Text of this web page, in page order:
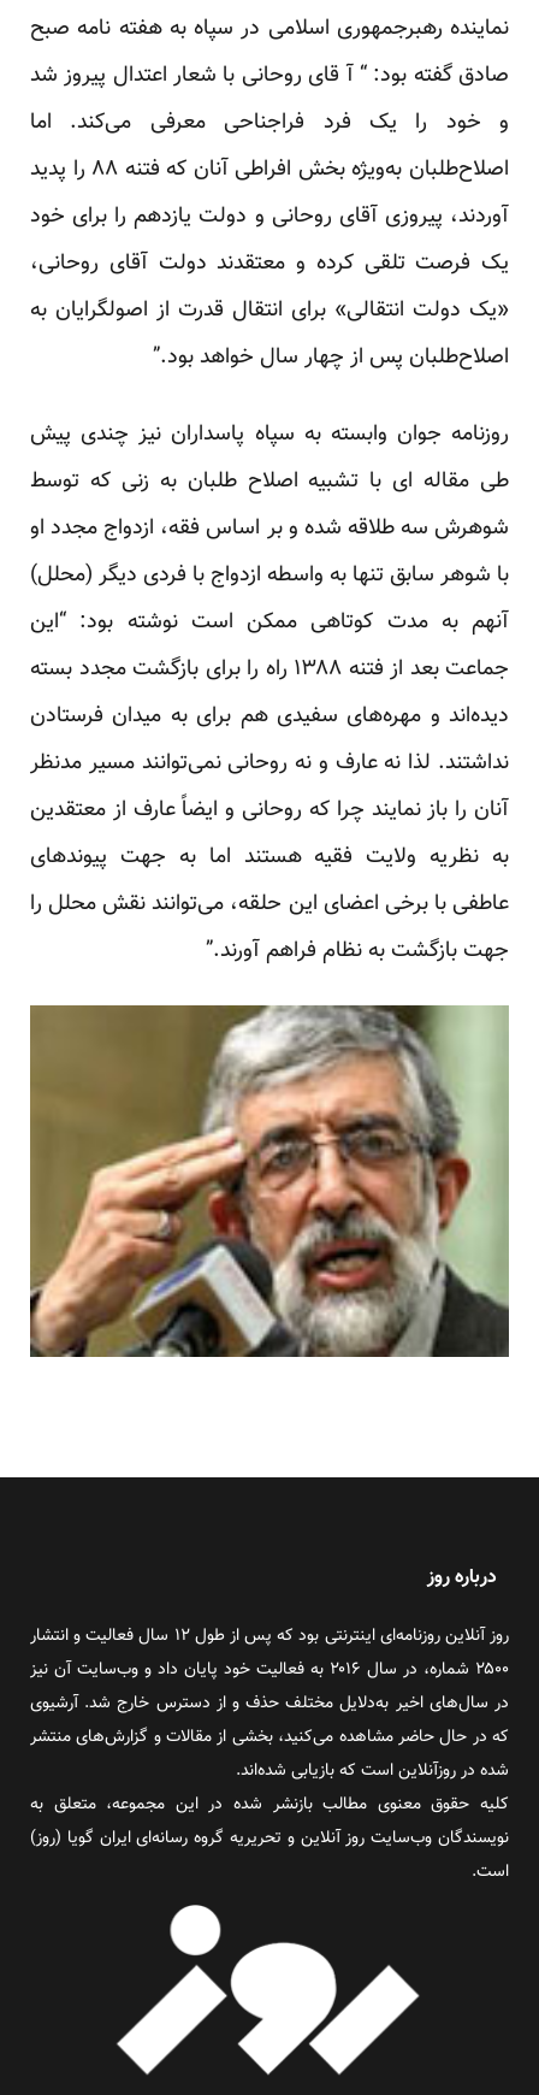
نماینده رهبرجمهوری اسلامی در سپاه به هفته نامه صبح
صادق گفته بود: “ آ قای روحانی با شعار اعتدال پیروز شد
و خود را یک فرد فراجناحی معرفی می‌کند. اما
اصلاح‌طلبان به‌ویژه بخش افراطی آنان که فتنه ۸۸ را پدید
آوردند، پیروزی آقای روحانی و دولت یازدهم را برای خود
یک فرصت تلقی کرده و معتقدند دولت آقای روحانی،
«یک دولت انتقالی» برای انتقال قدرت از اصولگرایان به
اصلاح‌طلبان پس از چهار سال خواهد بود.”
روزنامه جوان وابسته به سپاه پاسداران نیز چندی پیش
طی مقاله ای با تشبیه اصلاح طلبان به زنی که توسط
شوهرش سه طلاقه شده و بر اساس فقه، ازدواج مجدد او
با شوهر سابق تنها به واسطه ازدواج با فردی دیگر (محلل)
آنهم به مدت کوتاهی ممکن است نوشته بود: “این
جماعت بعد از فتنه ۱۳۸۸ راه را برای بازگشت مجدد بسته
دیده‌اند و مهره‌‌های سفیدی هم برای به میدان فرستادن
نداشتند. لذا نه عارف و نه روحانی نمی‌توانند مسیر مدنظر
آنان را باز نمایند چرا که روحانی و ایضاً عارف از معتقدین
به نظریه ولایت فقیه هستند اما به جهت پیوندهای
عاطفی با برخی اعضای این حلقه، می‌توانند نقش محلل را
جهت بازگشت به نظام فراهم آورند.”
درباره روز
روز آنلاین روزنامه‌ای اینترنتی بود که پس از طول ۱۲ سال فعالیت و انتشار
۲۵۰۰ شماره، در سال ۲۰۱۶ به فعالیت خود پایان داد و وب‌سایت آن نیز
در سال‌های اخیر به‌دلایل مختلف حذف و از دسترس خارج شد. آرشیوی
که در حال حاضر مشاهده می‌کنید، بخشی از مقالات و گزارش‌های منتشر
شده در روزآنلاین است که بازیابی شده‌اند.
کلیه حقوق معنوی مطالب بازنشر شده در این مجموعه، متعلق به
نویسندگان وب‌سایت روز آنلاین و تحریریه گروه رسانه‌ای ایران گویا (روز)
است.